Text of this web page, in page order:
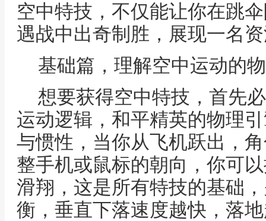
空中特技，不仅能让你在跳
遇战中出奇制胜，展现一名
基础篇，理解空中运动的
想要获得空中特技，首先
运动逻辑，和平精英的物理
与惯性，当你从飞机跃出，
整手机或鼠标的朝向，你可
滑翔，这是所有特技的基础
衡，垂直下落速度越快，落